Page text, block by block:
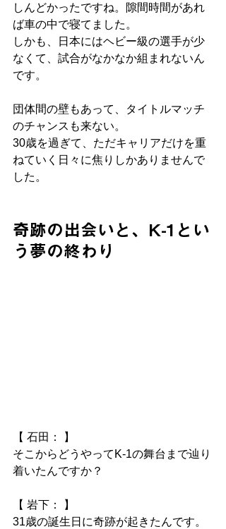
しんどかったですね。隙間時間があれ
ば車の中で寝てました。
しかも、日本にはヘビー級の選手が少
なくて、試合がなかなか組まれないん
です。
団体間の壁もあって、タイトルマッチ
のチャンスも来ない。
30歳を過ぎて、ただキャリアだけを重
ねていく日々に焦りしかありませんで
した。
奇跡の出会いと、K-1とい
う夢の終わり
【 石田： 】
そこからどうやってK-1の舞台まで辿り
着いたんですか？
【 岩下： 】
31歳の誕生日に奇跡が起きたんです。